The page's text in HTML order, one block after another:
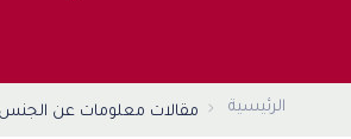
الرئيسية مقالات معلومات عن الجنس